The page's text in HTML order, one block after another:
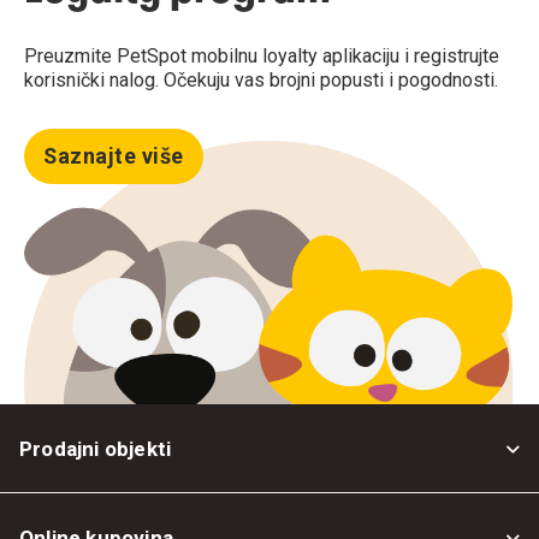
Preuzmite PetSpot mobilnu loyalty aplikaciju i registrujte
korisnički nalog. Očekuju vas brojni popusti i pogodnosti.
Saznajte više
Prodajni objekti